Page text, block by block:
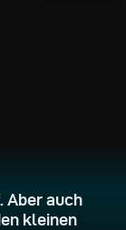
Aber auch
kleinen